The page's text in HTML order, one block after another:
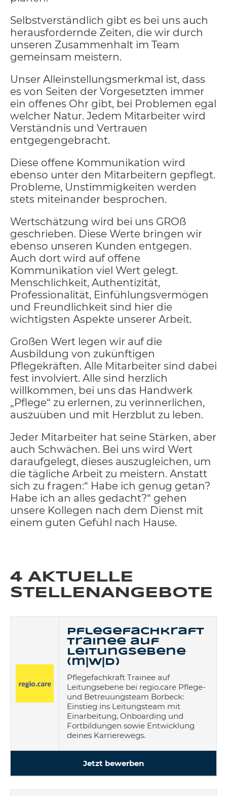
Selbstverständlich gibt es bei uns auch
herausfordernde Zeiten, die wir durch
unseren Zusammenhalt im Team
gemeinsam meistern.
Unser Alleinstellungsmerkmal ist, dass
es von Seiten der Vorgesetzten immer
ein offenes Ohr gibt, bei Problemen egal
welcher Natur. Jedem Mitarbeiter wird
Verständnis und Vertrauen
entgegengebracht.
Diese offene Kommunikation wird
ebenso unter den Mitarbeitern gepflegt.
Probleme, Unstimmigkeiten werden
stets miteinander besprochen.
Wertschätzung wird bei uns GROß
geschrieben. Diese Werte bringen wir
ebenso unseren Kunden entgegen.
Auch dort wird auf offene
Kommunikation viel Wert gelegt.
Menschlichkeit, Authentizität,
Professionalität, Einfühlungsvermögen
und Freundlichkeit sind hier die
wichtigsten Aspekte unserer Arbeit.
Großen Wert legen wir auf die
Ausbildung von zukünftigen
Pflegekräften. Alle Mitarbeiter sind dabei
fest involviert. Alle sind herzlich
willkommen, bei uns das Handwerk
„Pflege“ zu erlernen, zu verinnerlichen,
auszuüben und mit Herzblut zu leben.
Jeder Mitarbeiter hat seine Stärken, aber
auch Schwächen. Bei uns wird Wert
daraufgelegt, dieses auszugleichen, um
die tägliche Arbeit zu meistern. Anstatt
sich zu fragen:“ Habe ich genug getan?
Habe ich an alles gedacht?“ gehen
unsere Kollegen nach dem Dienst mit
einem guten Gefühl nach Hause.
4 AKTUELLE
STELLENANGEBOTE
Pflegefachkraft
Trainee auf
Leitungsebene
(m|w|d)
Pflegefachkraft Trainee auf
Leitungsebene bei regio.care Pflege-
und Betreuungsteam Borbeck:
Einstieg ins Leitungsteam mit
Einarbeitung, Onboarding und
Fortbildungen sowie Entwicklung
deines Karrierewegs.
Jetzt bewerben